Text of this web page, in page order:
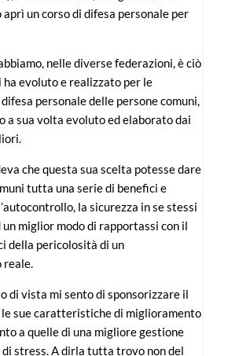
aprì un corso di difesa personale per
nelle diverse federazioni, è ciò
ha evoluto e realizzato per le
personale delle persone comuni,
a sua volta evoluto ed elaborato dai
che questa sua scelta potesse dare
tutta una serie di benefici e
la sicurezza in se stessi
miglior modo di rapportassi con il
della pericolosità di un
reale.
di vista mi sento di sponsorizzare il
sue caratteristiche di miglioramento
a quelle di una migliore gestione
stress. A dirla tutta trovo non del